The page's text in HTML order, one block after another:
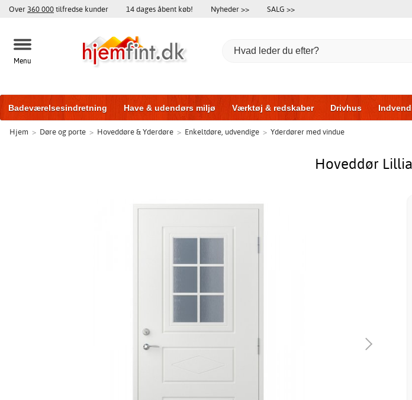
Over 360 000tilfredse kunder 14 dages åbent køb! Nyheder >> SALG >>
Menu
Badeværelsesindretning Have & udendørs miljø Værktøj & redskaber Drivhus
Træningsudstyr Yderdøre Vinduer Garageporte Bil & garage Hus & byg
Hjem > Døre og porte > Hoveddøre & Yderdøre > Enkeltdøre, udvendige > Yderdører med vindue
Hoveddør